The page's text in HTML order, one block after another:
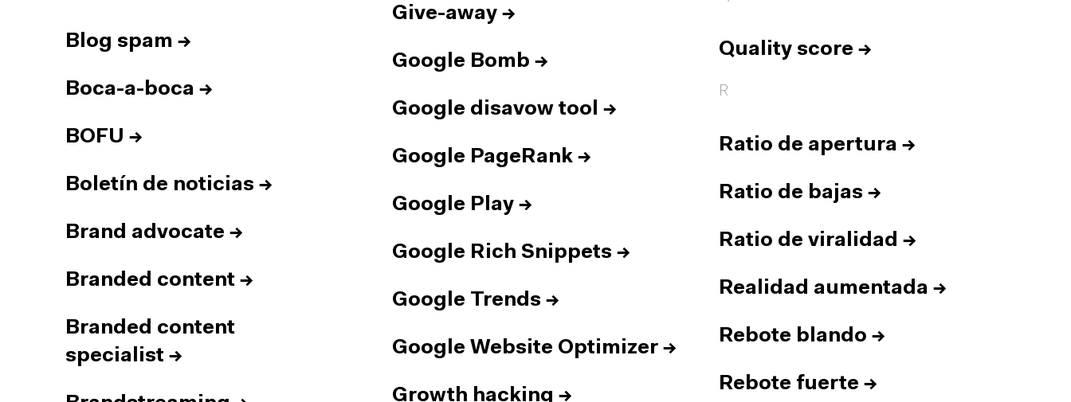
Blog spam →
Boca-a-boca →
BOFU →
Boletín de noticias →
Brand advocate →
Branded content →
Branded content
specialist →
Give-away →
Google Bomb →
Google disavow tool →
Google PageRank →
Google Play →
Google Rich Snippets →
Google Trends →
Google Website Optimizer →
Growth hacking →
Quality score →
R
Ratio de apertura →
Ratio de bajas →
Ratio de viralidad →
Realidad aumentada →
Rebote blando →
Rebote fuerte →